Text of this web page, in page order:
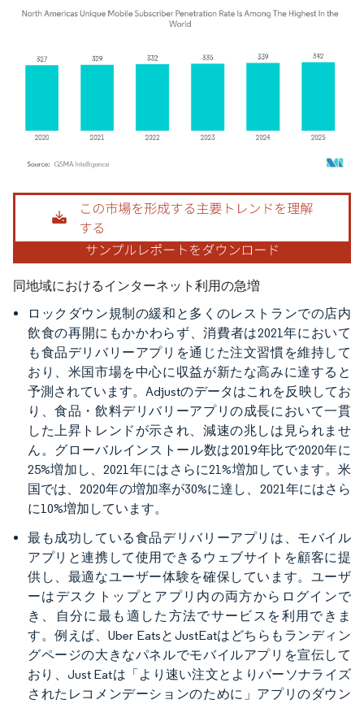
画像 © Mordor Intelligence。再利用にはCC BY 4.0の表示が必要です。
同地域におけるインターネット利用の急増
ロックダウン規制の緩和と多くのレストランでの店内
飲食の再開にもかかわらず、消費者は2021年において
も食品デリバリーアプリを通じた注文習慣を維持して
おり、米国市場を中心に収益が新たな高みに達すると
予測されています。Adjustのデータはこれを反映してお
り、食品・飲料デリバリーアプリの成長において一貫
した上昇トレンドが示され、減速の兆しは見られませ
ん。グローバルインストール数は2019年比で2020年に
25%増加し、2021年にはさらに21%増加しています。米
国では、2020年の増加率が30%に達し、2021年にはさら
に10%増加しています。
最も成功している食品デリバリーアプリは、モバイル
アプリと連携して使用できるウェブサイトを顧客に提
供し、最適なユーザー体験を確保しています。ユーザ
ーはデスクトップとアプリ内の両方からログインで
き、自分に最も適した方法でサービスを利用できま
す。例えば、Uber EatsとJustEatはどちらもランディン
グページの大きなパネルでモバイルアプリを宣伝して
おり、Just Eatは「より速い注文とよりパーソナライズ
されたレコメンデーションのために」アプリのダウン